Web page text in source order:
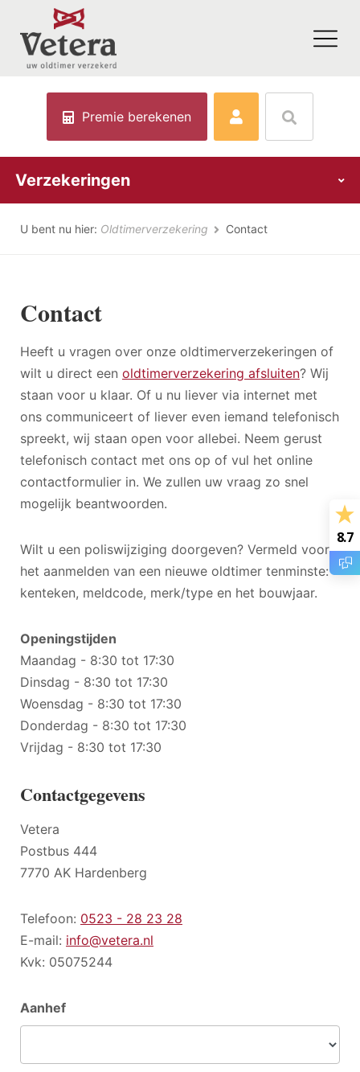
Premie berekenen
Verzekeringen
U bent nu hier: Oldtimerverzekering Contact
Contact
Heeft u vragen over onze oldtimerverzekeringen of
wilt u direct een oldtimerverzekering afsluiten? Wij
staan voor u klaar. Of u nu liever via internet met
ons communiceert of liever even iemand telefonisch
spreekt, wij staan open voor allebei. Neem gerust
telefonisch contact met ons op of vul het online
contactformulier in. We zullen uw vraag zo snel
mogelijk beantwoorden.
Wilt u een poliswijziging doorgeven? Vermeld voor
het aanmelden van een nieuwe oldtimer tenminste:
kenteken, meldcode, merk/type en het bouwjaar.
Openingstijden
Maandag - 8:30 tot 17:30
Dinsdag - 8:30 tot 17:30
Woensdag - 8:30 tot 17:30
Donderdag - 8:30 tot 17:30
Vrijdag - 8:30 tot 17:30
Contactgegevens
Vetera
Postbus 444
7770 AK Hardenberg
Telefoon: 0523 - 28 23 28
E-mail: info@vetera.nl
Kvk: 05075244
Aanhef
8.7